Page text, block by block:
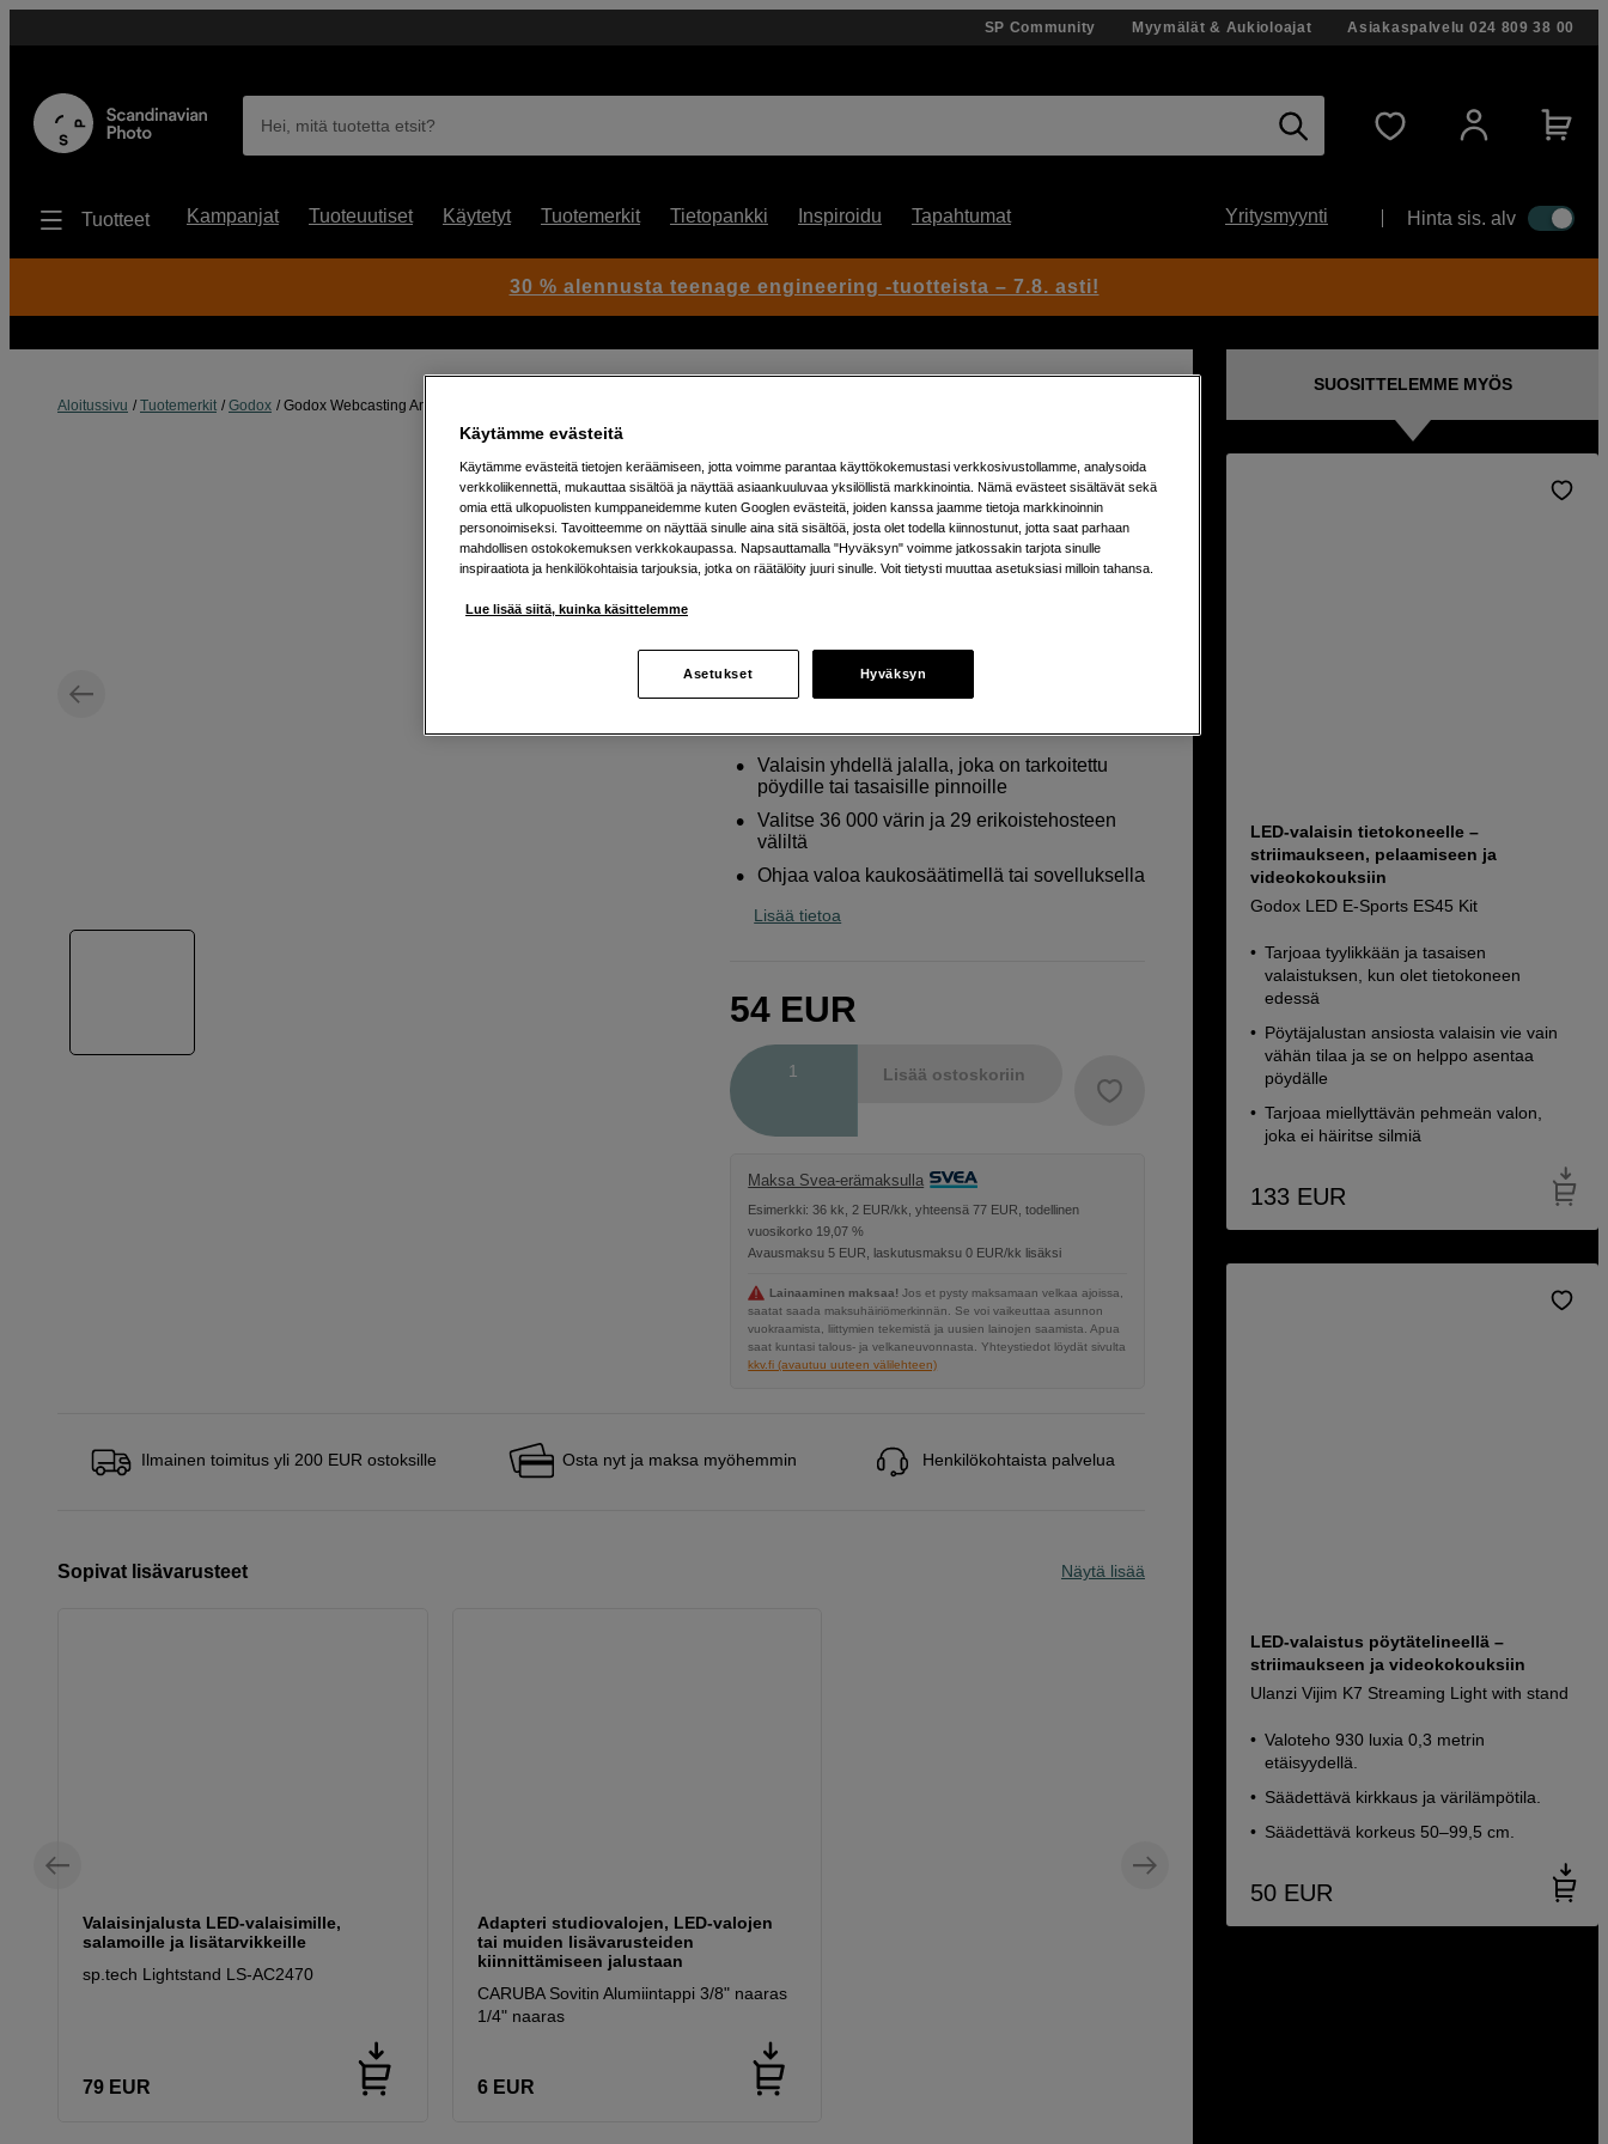
SP Community Myymälät & Aukioloajat Asiakaspalvelu 024 809 38 00
Hei, mitä tuotetta etsit?
Tuotteet Kampanjat Tuoteuutiset Käytetyt Tuotemerkit Tietopankki Inspiroidu Tapahtumat Yritysmyynti Hinta sis. alv
Aloitussivu Tuotemerkit Godox Godox Webcasting Ambient Light CL10
Artikkeli: 1050962
RGB-LED-valaisin – valaise tausta
web-, live- & TikTok-lähetyksissä
Helsingin myymälä: Varastotilanne
Valaisin yhdellä jalalla, joka on tarkoitettu
pöydille tai tasaisille pinnoille
Valitse 36 000 värin ja 29 erikoistehosteen
väliltä
Ohjaa valoa kaukosäätimellä tai sovelluksella
Lisää tietoa
54 EUR
Lisää ostoskoriin
Maksa Svea-erämaksulla
Esimerkki: 36 kk, 2 EUR/kk, yhteensä 77 EUR, todellinen
vuosikorko 19,07 %
Avausmaksu 5 EUR, laskutusmaksu 0 EUR/kk lisäksi
Lainaaminen maksaa! Jos et pysty maksamaan velkaa ajoissa,
saatat saada maksuhäiriömerkinnän. Se voi vaikeuttaa asunnon
vuokraamista, liittymien tekemistä ja uusien lainojen saamista. Apua
saat kuntasi talous- ja velkaneuvonnasta. Yhteystiedot löydät sivulta
kkv.fi (avautuu uuteen välilehteen)
Ilmainen toimitus yli 200 EUR ostoksille Osta nyt ja maksa myöhemmin Henkilökohtaista palvelua
Sopivat lisävarusteet Näytä lisää
Valaisinjalusta LED-valaisimille,
salamoille ja lisätarvikkeille
sp.tech Lightstand LS-AC2470
79 EUR
Adapteri studiovalojen, LED-valojen
tai muiden lisävarusteiden
kiinnittämiseen jalustaan
CARUBA Sovitin Alumiintappi 3/8" naaras
1/4" naaras
6 EUR
SUOSITTELEMME MYÖS
LED-valaisin tietokoneelle –
striimaukseen, pelaamiseen ja
videokokouksiin
Godox LED E-Sports ES45 Kit
Tarjoaa tyylikkään ja tasaisen
valaistuksen, kun olet tietokoneen
edessä
Pöytäjalustan ansiosta valaisin vie vain
vähän tilaa ja se on helppo asentaa
pöydälle
Tarjoaa miellyttävän pehmeän valon,
joka ei häiritse silmiä
133 EUR
LED-valaistus pöytätelineellä –
striimaukseen ja videokokouksiin
Ulanzi Vijim K7 Streaming Light with stand
Valoteho 930 luxia 0,3 metrin
etäisyydellä.
Säädettävä kirkkaus ja värilämpötila.
Säädettävä korkeus 50–99,5 cm.
50 EUR
30 % alennusta teenage engineering -tuotteista – 7.8. asti!
Käytämme evästeitä
Käytämme evästeitä tietojen keräämiseen, jotta voimme parantaa käyttökokemustasi verkkosivustollamme, analysoida
verkkoliikennettä, mukauttaa sisältöä ja näyttää asiaankuuluvaa yksilöllistä markkinointia. Nämä evästeet sisältävät sekä
omia että ulkopuolisten kumppaneidemme kuten Googlen evästeitä, joiden kanssa jaamme tietoja markkinoinnin
personoimiseksi. Tavoitteemme on näyttää sinulle aina sitä sisältöä, josta olet todella kiinnostunut, jotta saat parhaan
mahdollisen ostokokemuksen verkkokaupassa. Napsauttamalla "Hyväksyn" voimme jatkossakin tarjota sinulle
inspiraatiota ja henkilökohtaisia tarjouksia, jotka on räätälöity juuri sinulle. Voit tietysti muuttaa asetuksiasi milloin tahansa.
Lue lisää siitä, kuinka käsittelemme
Asetukset Hyväksyn